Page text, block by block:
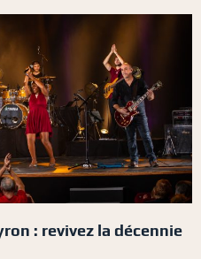
: revivez la décennie